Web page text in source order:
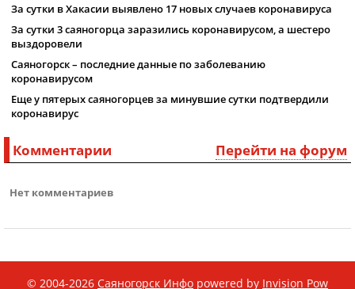
За сутки в Хакасии выявлено 17 новых случаев коронавируса
За сутки 3 саяногорца заразились коронавирусом, а шестеро
выздоровели
Саяногорск – последние данные по заболеванию
коронавирусом
Еще у пятерых саяногорцев за минувшие сутки подтвердили
коронавирус
Перейти на форум
Комментарии
Нет комментариев
© 2004-2026 Саяногорск Инфо powered by Invision Pow